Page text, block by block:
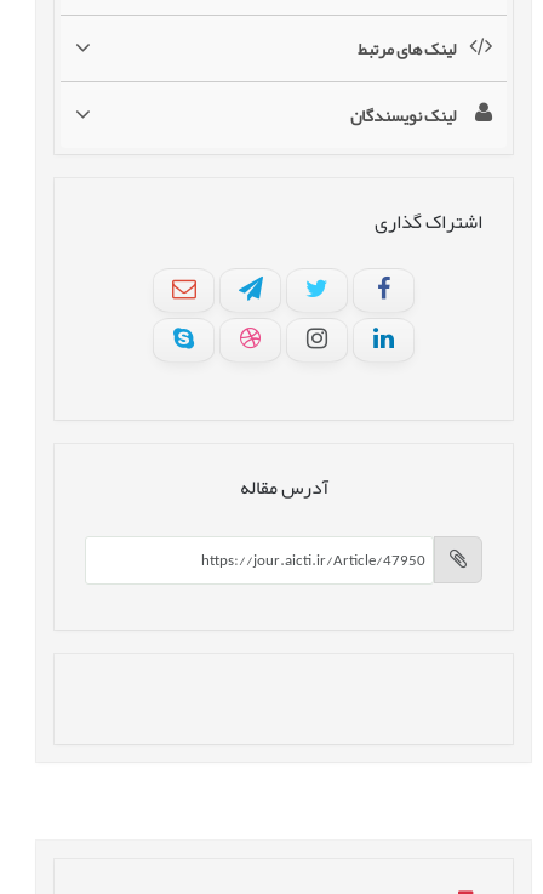
لینک های مرتبط
لینک نویسندگان
اشتراک گذاری
آدرس مقاله